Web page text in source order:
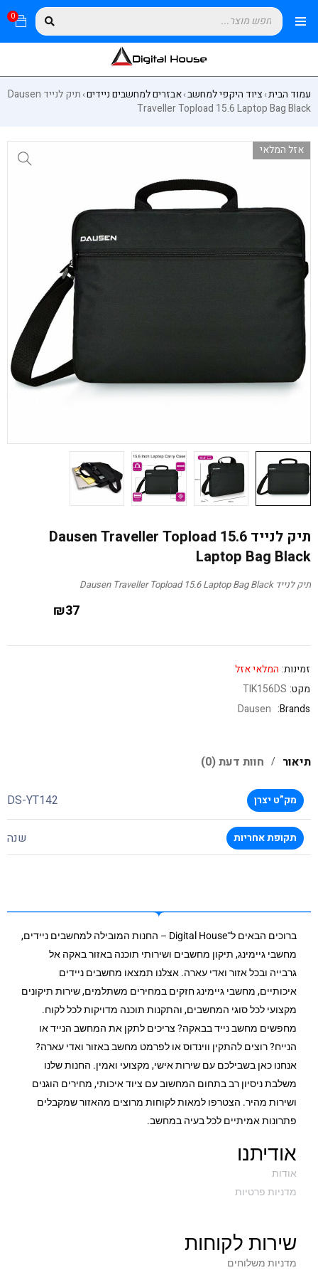
0
עמוד הבית›ציוד היקפי למחשב›אבזרים למחשבים ניידים›
תיק לנייד Dausen
Traveller Topload 15.6 Laptop Bag Black
אזל המלאי
תיק לנייד Dausen Traveller Topload 15.6
Laptop Bag Black
תיק לנייד Dausen Traveller Topload 15.6 Laptop Bag Black
₪37
זמינות: המלאי אזל
מקט: TIK156DS
Brands:
Dausen
תיאור חוות דעת (0)
מק”ט יצרן DS-YT142
תקופת אחריות שנה
ברוכים הבאים ל־Digital House – החנות המובילה למחשבים ניידים,
מחשבי גיימינג, תיקון מחשבים ושירותי תוכנה באזור באקה אל
גרבייה ובכל אזור ואדי עארה. אצלנו תמצאו מחשבים ניידים
איכותיים, מחשבי גיימינג חזקים במחירים משתלמים, שירות תיקונים
מקצועי לכל סוגי המחשבים, והתקנות תוכנה מדויקות לכל לקוח.
מחפשים מחשב נייד בבאקה? צריכים לתקן את המחשב הנייד או
הנייח? רוצים להתקין ווינדוס או לפרמט מחשב באזור ואדי עארה?
אנחנו כאן בשבילכם עם שירות אישי, מקצועי ואמין. החנות שלנו
משלבת ניסיון רב בתחום המחשוב עם ציוד איכותי, מחירים הוגנים
ושירות מהיר. הצטרפו למאות לקוחות מרוצים מהאזור שמקבלים
פתרונות אמיתיים לכל בעיה במחשב.
אודיתנו
אודות
מדניות פרטיות
שירות לקוחות
מדניות משלוחים